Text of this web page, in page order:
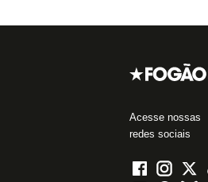
Acesse nossas
redes sociais